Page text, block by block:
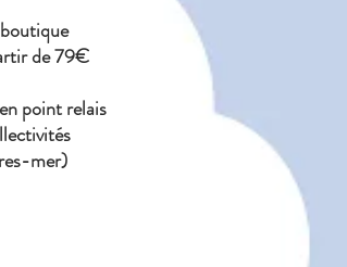
de 79€
point relais
mer)